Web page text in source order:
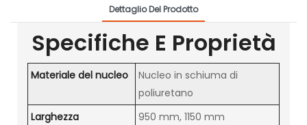
Dettaglio Del Prodotto
Specifiche E Proprietà
Materiale del nucleo
Nucleo in schiuma di
poliuretano
Larghezza
950 mm, 1150 mm